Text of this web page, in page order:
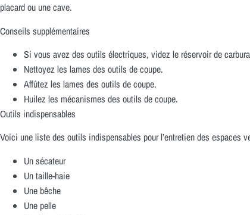
placard ou une cave.
Conseils supplémentaires
Si vous avez des outils électriques, videz le réservoir de
Nettoyez les lames des outils de coupe.
Affûtez les lames des outils de coupe.
Huilez les mécanismes des outils de coupe.
Outils indispensables
Voici une liste des outils indispensables pour l’entretien des espaces
Un sécateur
Un taille-haie
Une bêche
Une pelle